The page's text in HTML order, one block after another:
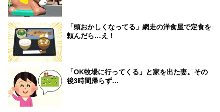
「頭おかしくなってる」網走の洋食屋で定食を
頼んだら…え！
「OK牧場に行ってくる」と家を出た妻。その
後3時間帰らず…